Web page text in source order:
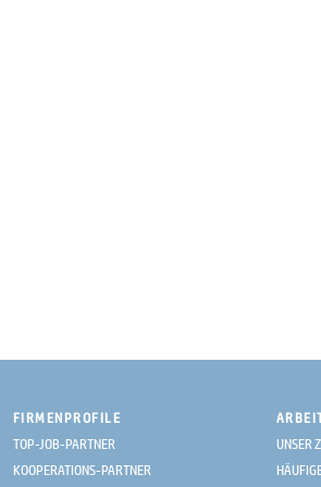
FIRMENPROFILE
TOP-JOB-PARTNER
KOOPERATIONS-PARTNER
UNSER